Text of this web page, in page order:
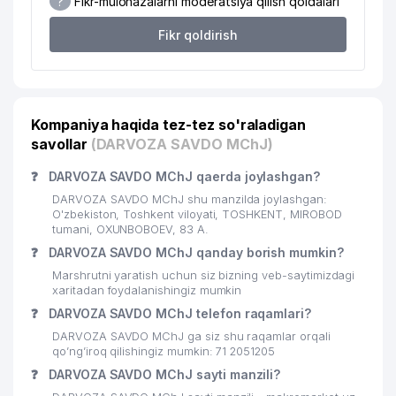
22 UZAGROKIMYOHIMOYA AJ 209 м
PERSPECTIVE-BUILDING MChJ
TADBIRKORLAR VA
ISHBILARMONLAR HARAKATI
DEMOKRATIK PARTIYASI TOSHKENT
VILOYAT KENGASHI
26 REATON TECHNOLOGY MChJ
TD CARDINAL XUSUSIY KORXONASI
28
GRANDLUXTUR XUSUSIY
KORXONASI
29
METEOR BUSINESS XUSUSIY
Fikr qoldirish
Kompaniya haqida tez-tez so'raladigan
savollar (DARVOZA SAVDO MChJ)
❓ DARVOZA SAVDO MChJ qaerda joylashgan?
DARVOZA SAVDO MChJ shu manzilda joylashgan:
O'zbekiston, Toshkent viloyati, TOSHKENT, MIROBOD
tumani, OXUNBOBOEV, 83 А.
❓ DARVOZA SAVDO MChJ qanday borish mumkin?
Marshrutni yaratish uchun siz bizning veb-saytimizdagi
xaritadan foydalanishingiz mumkin
❓ DARVOZA SAVDO MChJ telefon raqamlari?
DARVOZA SAVDO MChJ ga siz shu raqamlar orqali
qo’ng’iroq qilishingiz mumkin: 71 2051205
❓ DARVOZA SAVDO MChJ sayti manzili?